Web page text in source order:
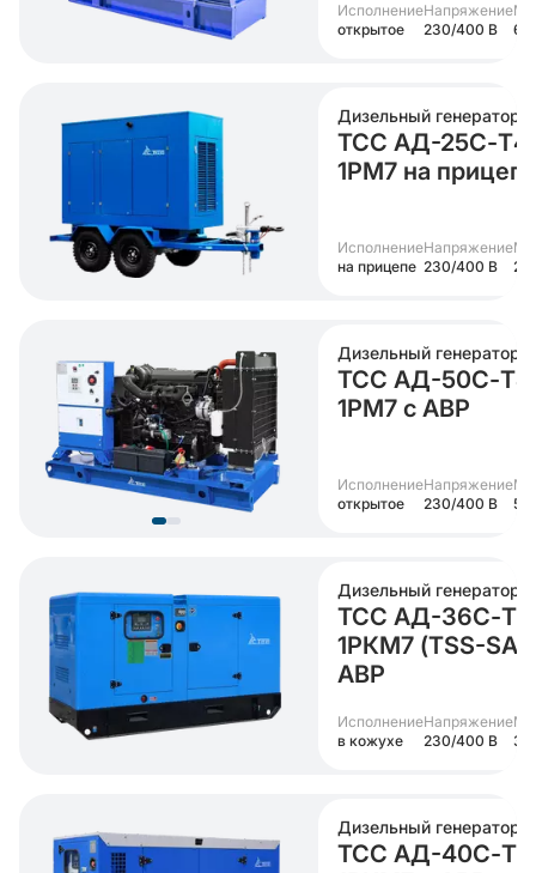
Исполнение
открытое
Напряжение
230/400 В
60
Дизельный генератор
ТСС АД-25С-
1РМ7 на
Исполнение
на прицепе
Напряжение
230/400 В
25
Дизельный генератор
ТСС АД-50С-
1РМ7 с АВР
Исполнение
открытое
Напряжение
230/400 В
50
Дизельный генератор
ТСС АД-36С-
1РКМ7 (TSS-SA-
АВР
Исполнение
в кожухе
Напряжение
230/400 В
36
Дизельный генератор
ТСС АД-40С-